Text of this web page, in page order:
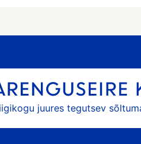
juures tegutsev